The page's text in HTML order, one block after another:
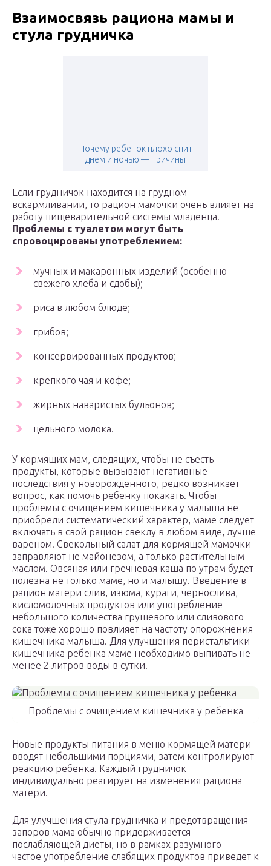
Взаимосвязь рациона мамы и
стула грудничка
Почему ребенок плохо спит
днем и ночью — причины
Если грудничок находится на грудном
вскармливании, то рацион мамочки очень влияет на
работу пищеварительной системы младенца.
Проблемы с туалетом могут быть
спровоцированы употреблением:
мучных и макаронных изделий (особенно
свежего хлеба и сдобы);
риса в любом блюде;
грибов;
консервированных продуктов;
крепкого чая и кофе;
жирных наваристых бульонов;
цельного молока.
У кормящих мам, следящих, чтобы не съесть
продукты, которые вызывают негативные
последствия у новорожденного, редко возникает
вопрос, как помочь ребенку покакать. Чтобы
проблемы с очищением кишечника у малыша не
приобрели систематический характер, маме следует
включать в свой рацион свеклу в любом виде, лучше
вареном. Свекольный салат для кормящей мамочки
заправляют не майонезом, а только растительным
маслом. Овсяная или гречневая каша по утрам будет
полезна не только маме, но и малышу. Введение в
рацион матери слив, изюма, кураги, чернослива,
кисломолочных продуктов или употребление
небольшого количества грушевого или сливового
сока тоже хорошо повлияет на частоту опорожнения
кишечника малыша. Для улучшения перистальтики
кишечника ребенка маме необходимо выпивать не
менее 2 литров воды в сутки.
Проблемы с очищением кишечника у ребенка
Новые продукты питания в меню кормящей матери
вводят небольшими порциями, затем контролируют
реакцию ребенка. Каждый грудничок
индивидуально реагирует на изменения рациона
матери.
Для улучшения стула грудничка и предотвращения
запоров мама обычно придерживается
послабляющей диеты, но в рамках разумного –
частое употребление слабящих продуктов приведет к